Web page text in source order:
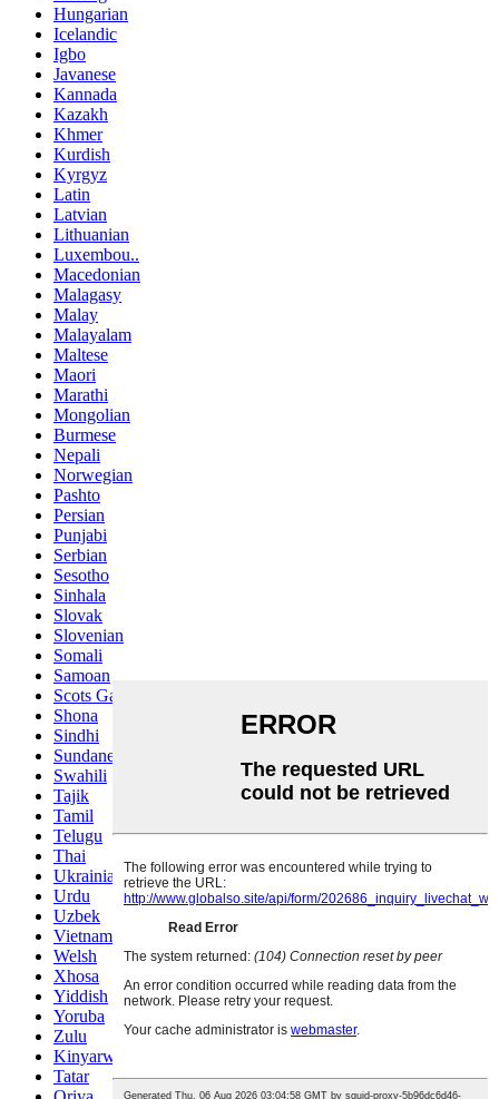
Hungarian
Icelandic
Igbo
Javanese
Kannada
Kazakh
Khmer
Kurdish
Kyrgyz
Latin
Latvian
Lithuanian
Luxembou..
Macedonian
Malagasy
Malay
Malayalam
Maltese
Maori
Marathi
Mongolian
Burmese
Nepali
Norwegian
Pashto
Persian
Punjabi
Serbian
Sesotho
Sinhala
Slovak
Slovenian
Somali
Samoan
Scots Gaelic
Shona
Sindhi
Sundanese
Swahili
Tajik
Tamil
Telugu
Thai
Ukrainian
Urdu
Uzbek
Vietnamese
Welsh
Xhosa
Yiddish
Yoruba
Zulu
Kinyarwanda
Tatar